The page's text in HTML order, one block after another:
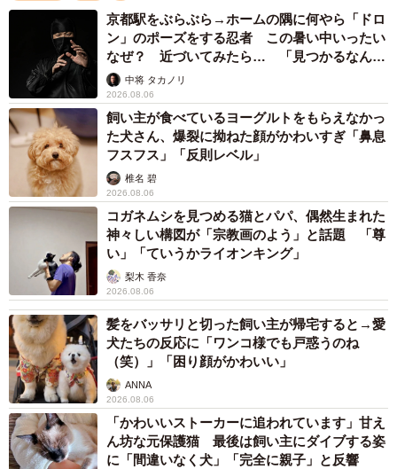
京都駅をぶらぶら→ホームの隅に何やら「ドロ
ン」のポーズをする忍者 この暑い中いったい
なぜ？ 近づいてみたら… 「見つかるなんて
未熟」中将 タカノリ
2026.08.06
飼い主が食べているヨーグルトをもらえなかっ
た犬さん、爆裂に拗ねた顔がかわいすぎ「鼻息
フスフス」「反則レベル」
椎名 碧
2026.08.06
コガネムシを見つめる猫とパパ、偶然生まれた
神々しい構図が「宗教画のよう」と話題 「尊
い」「ていうかライオンキング」
梨木 香奈
2026.08.06
髪をバッサリと切った飼い主が帰宅すると→愛
犬たちの反応に「ワンコ様でも戸惑うのね
（笑）」「困り顔がかわいい」
ANNA
2026.08.06
「かわいいストーカーに追われています」甘え
ん坊な元保護猫 最後は飼い主にダイブする姿
に「間違いなく犬」「完全に親子」と反響